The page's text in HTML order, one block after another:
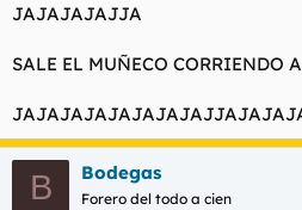
JAJAJAJAJJA
SALE EL MUÑECO CORRIENDO
B Bodegas
Forero del todo a cien